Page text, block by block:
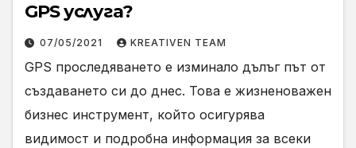
GPS услуга?
07/05/2021 KREATIVEN TEAM
GPS проследяването е изминало дълъг път от
създаването си до днес. Това е жизненоважен
бизнес инструмент, който осигурява
видимост и подробна информация за всеки